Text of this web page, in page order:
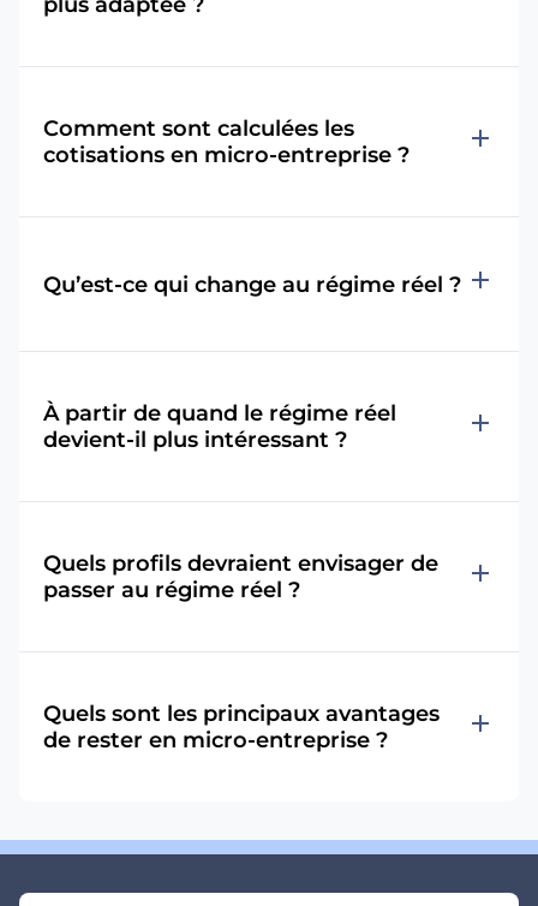
Comment sont calculées les
cotisations en micro-entreprise ?
add
Qu’est-ce qui change au régime réel ? add
À partir de quand le régime réel
devient-il plus intéressant ?
add
Quels profils devraient envisager de
passer au régime réel ?
add
Quels sont les principaux avantages
de rester en micro-entreprise ?
add